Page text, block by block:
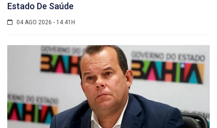
Estado De Saúde
04 AGO 2026 - 14:41H